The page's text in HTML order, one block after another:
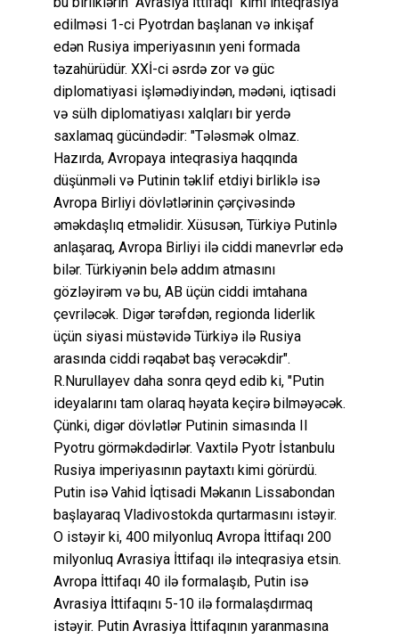
edilməsi 1-ci Pyotrdan başlanan və inkişaf
edən Rusiya imperiyasının yeni formada
təzahürüdür. XXİ-ci əsrdə zor və güc
diplomatiyasi işləmədiyindən, mədəni, iqtisadi
və sülh diplomatiyası xalqları bir yerdə
saxlamaq gücündədir: "Tələsmək olmaz.
Hazırda, Avropaya inteqrasiya haqqında
düşünməli və Putinin təklif etdiyi birliklə isə
Avropa Birliyi dövlətlərinin çərçivəsində
əməkdaşlıq etməlidir. Xüsusən, Türkiyə Putinlə
anlaşaraq, Avropa Birliyi ilə ciddi manevrlər edə
bilər. Türkiyənin belə addım atmasını
gözləyirəm və bu, AB üçün ciddi imtahana
çevriləcək. Digər tərəfdən, regionda liderlik
üçün siyasi müstəvidə Türkiyə ilə Rusiya
arasında ciddi rəqabət baş verəcəkdir".
R.Nurullayev daha sonra qeyd edib ki, "Putin
ideyalarını tam olaraq həyata keçirə bilməyəcək.
Çünki, digər dövlətlər Putinin simasında II
Pyotru görməkdədirlər. Vaxtilə Pyotr İstanbulu
Rusiya imperiyasının paytaxtı kimi görürdü.
Putin isə Vahid İqtisadi Məkanın Lissabondan
başlayaraq Vladivostokda qurtarmasını istəyir.
O istəyir ki, 400 milyonluq Avropa İttifaqı 200
milyonluq Avrasiya İttifaqı ilə inteqrasiya etsin.
Avropa İttifaqı 40 ilə formalaşıb, Putin isə
Avrasiya İttifaqını 5-10 ilə formalaşdırmaq
istəyir. Putin Avrasiya İttifaqının yaranmasına